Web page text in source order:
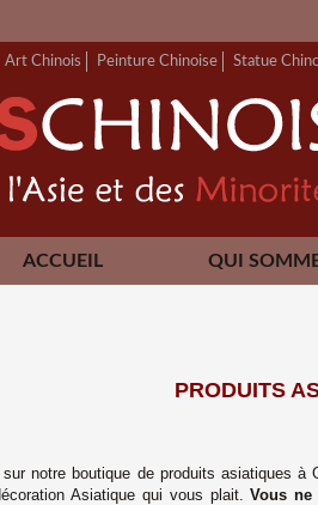
Art Chinois Peinture Chinoise Statue
ACCUEIL QUI
PRODUITS
sur notre boutique de produits asiatiques
Asiatique qui vous plait.Vous